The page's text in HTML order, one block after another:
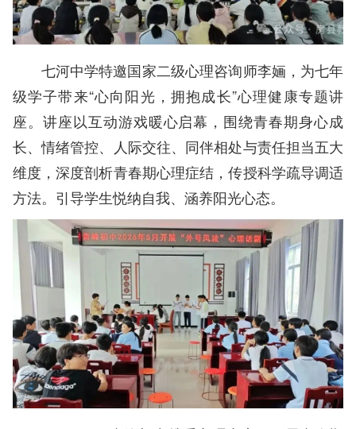
七河中学特邀国家二级心理咨询师李婳，为七年
级学子带来“心向阳光，拥抱成长”心理健康专题讲
座。讲座以互动游戏暖心启幕，围绕青春期身心成
长、情绪管控、人际交往、同伴相处与责任担当五大
维度，深度剖析青春期心理症结，传授科学疏导调适
方法。引导学生悦纳自我、涵养阳光心态。